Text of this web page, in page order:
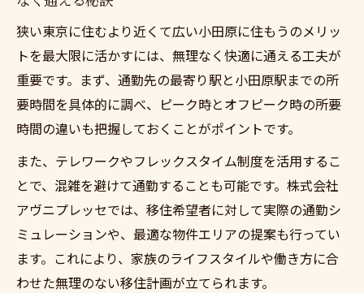
狭い東京に住むより近くて広い小田原に住もうのメリッ
トを最大限に活かすには、無理なく快適に通える工夫が
重要です。まず、通勤先の最寄り駅と小田原駅までの所
要時間を具体的に調べ、ピーク時とオフピーク時の所要
時間の違いも把握しておくことがポイントです。
また、テレワークやフレックスタイム制度を活用するこ
とで、混雑を避けて通勤することも可能です。株式会社
アヴニプレッセでは、移住希望者に対して実際の通勤シ
ミュレーションや、最適な物件エリアの提案も行ってい
ます。これにより、家族のライフスタイルや働き方に合
わせた無理のない移住計画が立てられます。